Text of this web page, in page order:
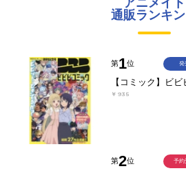
アニメイト
通販ランキ
第1位
【コミック】ビ
￥935
発
第2位 予約